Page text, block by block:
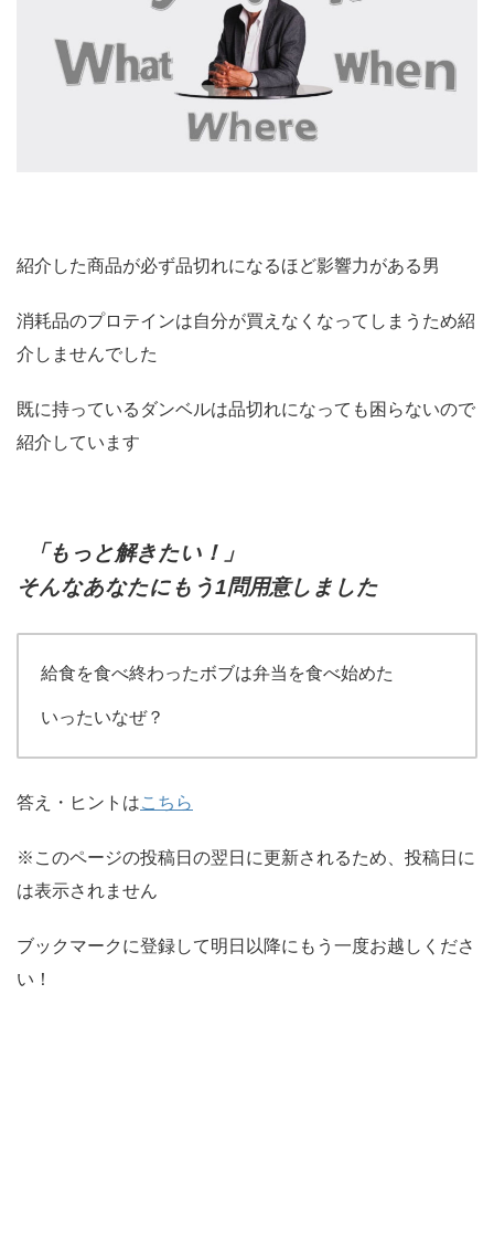
紹介した商品が必ず品切れになるほど影響力がある男
消耗品のプロテインは自分が買えなくなってしまうため紹
介しませんでした
既に持っているダンベルは品切れになっても困らないので
紹介しています
「もっと解きたい！」
そんなあなたにもう1問用意しました
給食を食べ終わったボブは弁当を食べ始めた
いったいなぜ？
答え・ヒントはこちら
※このページの投稿日の翌日に更新されるため、投稿日に
は表示されません
ブックマークに登録して明日以降にもう一度お越しくださ
い！